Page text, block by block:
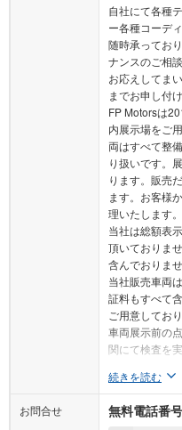
自社にて各種
ー各種コーデ
随時承ってお
ナンスのご相
お応えしてま
までお申し付け
FP Motorsは
内展示場をご
両はすべて整
り扱いです。
ります。販売
ます。お客様
理いたします。
当社は総額表
頂いておりま
含んでおりま
当社販売車両
証料もすべて
ご用意しており
車両展示前の
関にて検査を
続きを読む
お問合せ 無料電話番